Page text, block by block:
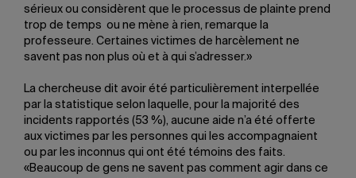
sérieux ou considèrent que le processus de plainte prend
trop de temps ou ne mène à rien, remarque la
professeure. Certaines victimes de harcèlement ne
savent pas non plus où et à qui s’adresser.»
La chercheuse dit avoir été particulièrement interpellée
par la statistique selon laquelle, pour la majorité des
incidents rapportés (53 %), aucune aide n’a été offerte
aux victimes par les personnes qui les accompagnaient
ou par les inconnus qui ont été témoins des faits.
«Beaucoup de gens ne savent pas comment agir dans ce